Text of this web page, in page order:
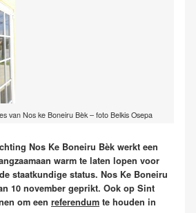
van Nos ke Boneiru Bèk – foto Belkis Osepa
Nos Ke Boneiru Bèk werkt een
warm te laten lopen voor
staatkundige status. Nos Ke Boneiru
10 november geprikt. Ook op Sint
om een referendum te houden in